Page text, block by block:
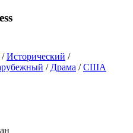
/Исторический /
/ Драма /США